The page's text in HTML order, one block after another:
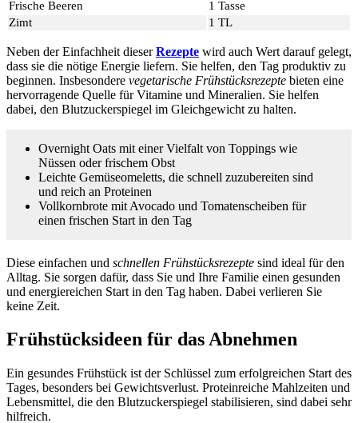
Frische Beeren
1 Tasse
Zimt
1 TL
Neben der Einfachheit dieserRezepte wird auch Wert darauf gelegt,
dass sie die nötige Energie liefern. Sie helfen, den Tag produktiv zu
beginnen. Insbesondere vegetarische Frühstücksrezepte bieten eine
hervorragende Quelle für Vitamine und Mineralien. Sie helfen
dabei, den Blutzuckerspiegel im Gleichgewicht zu halten.
Overnight Oats mit einer Vielfalt von Toppings wie
Nüssen oder frischem Obst
Leichte Gemüseomeletts, die schnell zuzubereiten sind
und reich an Proteinen
Vollkornbrote mit Avocado und Tomatenscheiben für
einen frischen Start in den Tag
Diese einfachen und schnellen Frühstücksrezepte sind ideal für den
Alltag. Sie sorgen dafür, dass Sie und Ihre Familie einen gesunden
und energiereichen Start in den Tag haben. Dabei verlieren Sie
keine Zeit.
Frühstücksideen für das Abnehmen
Ein gesundes Frühstück ist der Schlüssel zum erfolgreichen Start des
Tages, besonders bei Gewichtsverlust. Proteinreiche Mahlzeiten und
Lebensmittel, die den Blutzuckerspiegel stabilisieren, sind dabei sehr
hilfreich.